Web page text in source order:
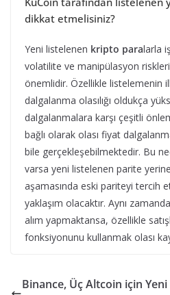
dikkat etmelisiniz?
Yeni listelenen kripto paralarla
volatilite ve manipülasyon
önemlidir. Özellikle listelemenin
dalgalanma olasılığı oldukça
dalgalanmalara karşı çeşitli
bağlı olarak olası fiyat
bile gerçekleşebilmektedir. Bu
varsa yeni listelenen parite
aşamasında eski pariteyi tercih
yaklaşım olacaktır. Aynı
alım yapmaktansa, özellikle
fonksiyonunu kullanmak olası
Binance, Üç Altcoin için